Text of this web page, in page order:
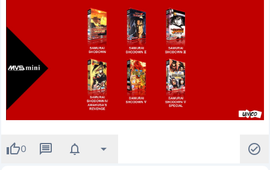
thumb_up0 message notifications arrow_drop_down check_circle